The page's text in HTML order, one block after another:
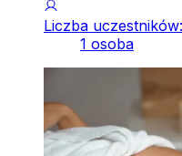
Liczba
1 osoba